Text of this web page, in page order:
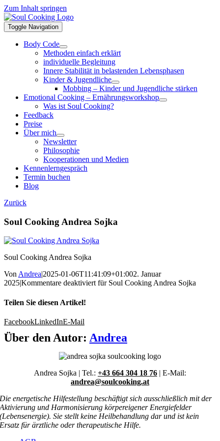
Zum Inhalt springen
Toggle Navigation
Body Code
Methoden einfach erklärt
individuelle Begleitung
Innere Stabilität in belastenden Lebensphasen
Kinder & Jugendliche
Mobbing – Kinder und Jugendliche stärken
Emotional Cooking – Ernährungsworkshop
Was ist Soul Cooking?
Feedback
Preise
Über mich
Newsletter
Philosophie
Kooperationen und Medien
Kennenlerngespräch
Termin buchen
Blog
Zurück
Soul Cooking Andrea Sojka
Soul Cooking Andrea Sojka
VonAndrea|2025-01-06T11:41:09+01:002. Januar
2025|Kommentare deaktiviertfür Soul Cooking Andrea Sojka
Teilen Sie diesen Artikel!
FacebookLinkedInE-Mail
Über den Autor: Andrea
Andrea Sojka | Tel.: +43 664 304 18 76 | E-Mail:
andrea@soulcooking.at
Die energetische Hilfestellung beschäftigt sich ausschließlich mit der
Aktivierung und Harmonisierung körpereigener Energiefelder
(Lebensenergie). Sie stellt keine Heilbehandlung dar und ist kein
Ersatz für ärztliche oder therapeutische Hilfe.